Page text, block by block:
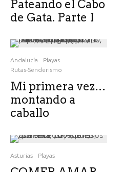
Pateando el Cabo
de Gata. Parte I
Andalucía
Playas
Rutas-Senderismo
Mi primera vez…
montando a
caballo
Asturias Playas